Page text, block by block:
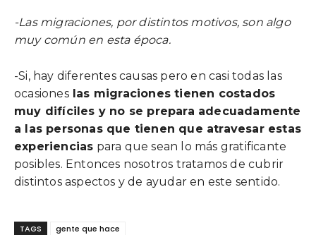
-Las migraciones, por distintos motivos, son algo
muy común en esta época.
-Si, hay diferentes causas pero en casi todas las
ocasioneslas migraciones tienen costados
muy difíciles y no se prepara adecuadamente
a las personas que tienen que atravesar estas
experiencias para que sean lo más gratificante
posibles. Entonces nosotros tratamos de cubrir
distintos aspectos y de ayudar en este sentido.
TAGS gente que hace